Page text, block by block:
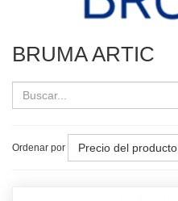
BRUMA ARTIC
Ordenar por Precio del producto